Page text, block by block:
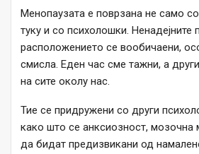
Менопаузата е поврзана не само
туку и со психолошки. Ненадејните
расположението се вообичаени,
смисла. Еден час сме тажни, а
на сите околу нас.
Тие се придружени со други
како што се анксиозност, мозочна
да бидат предизвикани од